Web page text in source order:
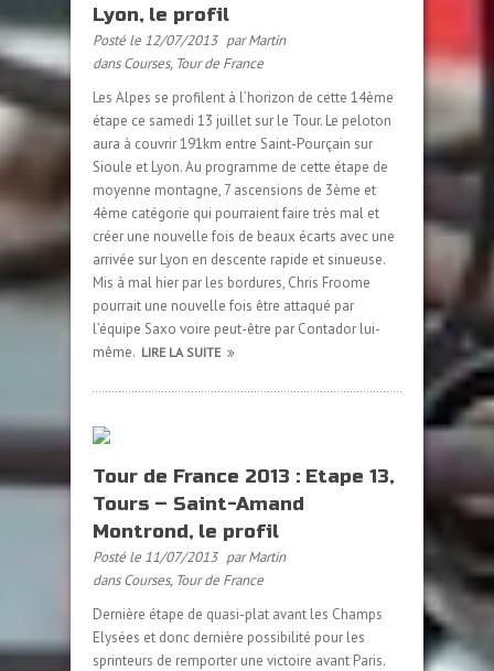
Lyon, le profil
Posté le 12/07/2013 par Martin
dansCourses, Tour de France
Les Alpes se profilent à l’horizon de cette 14ème
étape ce samedi 13 juillet sur le Tour. Le peloton
aura à couvrir 191km entre Saint-Pourçain sur
Sioule et Lyon. Au programme de cette étape de
moyenne montagne, 7 ascensions de 3ème et
4ème catégorie qui pourraient faire très mal et
créer une nouvelle fois de beaux écarts avec une
arrivée sur Lyon en descente rapide et sinueuse.
Mis à mal hier par les bordures, Chris Froome
pourrait une nouvelle fois être attaqué par
l’équipe Saxo voire peut-être par Contador lui-
même. LIRE LA SUITE
Tour de France 2013 : Etape 13,
Tours – Saint-Amand
Montrond, le profil
Posté le 11/07/2013 par Martin
dansCourses, Tour de France
Dernière étape de quasi-plat avant les Champs
Elysées et donc dernière possibilité pour les
sprinteurs de remporter une victoire avant Paris.